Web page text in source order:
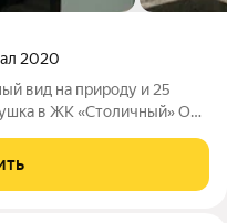
2020
вид на природу и 25
в ЖК «Столичный» О
(48,5 кв. м) с